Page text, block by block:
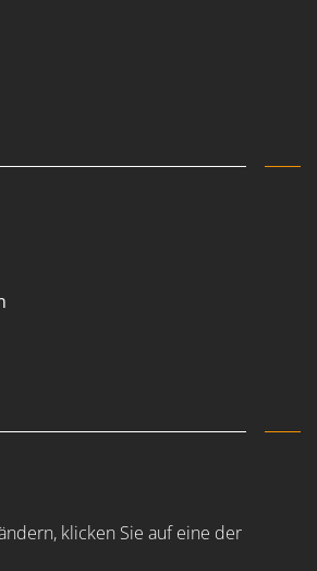
Traktor
klicken Sie auf eine der